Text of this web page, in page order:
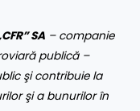
SA – companie
publică –
şi contribuie la
şi a bunurilor în